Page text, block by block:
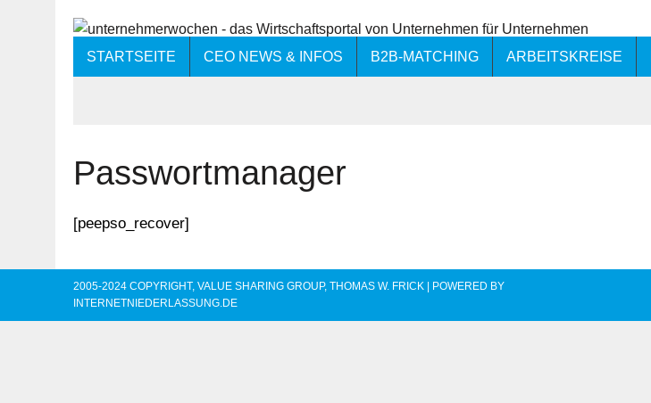
STARTSEITE CEO NEWS & INFOS B2B-MATCHING ARBEITSKREISE
Passwortmanager
[peepso_recover]
2005-2024 COPYRIGHT, VALUE SHARING GROUP, THOMAS W. FRICK | POWERED BY
INTERNETNIEDERLASSUNG.DE